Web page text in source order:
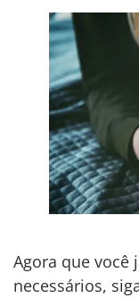
Agora que você
necessários,